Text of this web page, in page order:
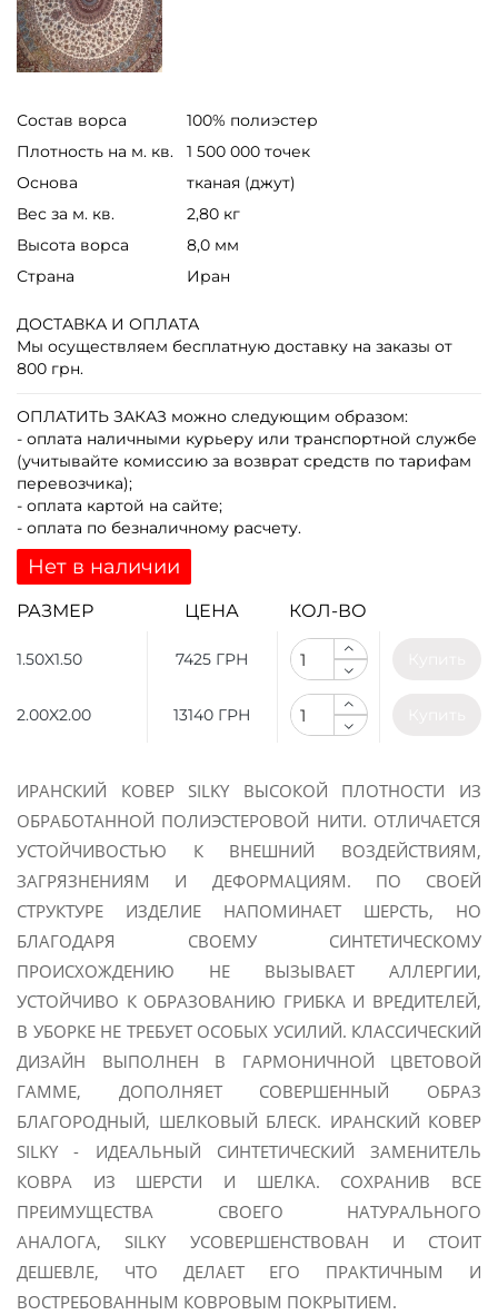
Состав ворса
100% полиэстер
Плотность на м. кв.
1 500 000 точек
Основа
тканая (джут)
Вес за м. кв.
2,80 кг
Высота ворса
8,0 мм
Страна
Иран
ДОСТАВКА И ОПЛАТА
Мы осуществляем бесплатную доставку на заказы от
800 грн.
ОПЛАТИТЬ ЗАКАЗ можно следующим образом:
- оплата наличными курьеру или транспортной службе
(учитывайте комиссию за возврат средств по тарифам
перевозчика);
- оплата картой на сайте;
- оплата по безналичному расчету.
Нет в наличии
РАЗМЕР ЦЕНА КОЛ-ВО
1.50X1.50 7425 ГРН
2.00X2.00 13140 ГРН
ИРАНСКИЙ КОВЕР SILKY ВЫСОКОЙ ПЛОТНОСТИ ИЗ
ОБРАБОТАННОЙ ПОЛИЭСТЕРОВОЙ НИТИ. ОТЛИЧАЕТСЯ
УСТОЙЧИВОСТЬЮ К ВНЕШНИЙ ВОЗДЕЙСТВИЯМ,
ЗАГРЯЗНЕНИЯМ И ДЕФОРМАЦИЯМ. ПО СВОЕЙ
СТРУКТУРЕ ИЗДЕЛИЕ НАПОМИНАЕТ ШЕРСТЬ, НО
БЛАГОДАРЯ СВОЕМУ СИНТЕТИЧЕСКОМУ
ПРОИСХОЖДЕНИЮ НЕ ВЫЗЫВАЕТ АЛЛЕРГИИ,
УСТОЙЧИВО К ОБРАЗОВАНИЮ ГРИБКА И ВРЕДИТЕЛЕЙ,
В УБОРКЕ НЕ ТРЕБУЕТ ОСОБЫХ УСИЛИЙ. КЛАССИЧЕСКИЙ
ДИЗАЙН ВЫПОЛНЕН В ГАРМОНИЧНОЙ ЦВЕТОВОЙ
ГАММЕ, ДОПОЛНЯЕТ СОВЕРШЕННЫЙ ОБРАЗ
БЛАГОРОДНЫЙ, ШЕЛКОВЫЙ БЛЕСК. ИРАНСКИЙ КОВЕР
SILKY - ИДЕАЛЬНЫЙ СИНТЕТИЧЕСКИЙ ЗАМЕНИТЕЛЬ
КОВРА ИЗ ШЕРСТИ И ШЕЛКА. СОХРАНИВ ВСЕ
ПРЕИМУЩЕСТВА СВОЕГО НАТУРАЛЬНОГО
АНАЛОГА, SILKY УСОВЕРШЕНСТВОВАН И СТОИТ
ДЕШЕВЛЕ, ЧТО ДЕЛАЕТ ЕГО ПРАКТИЧНЫМ И
ВОСТРЕБОВАННЫМ КОВРОВЫМ ПОКРЫТИЕМ.